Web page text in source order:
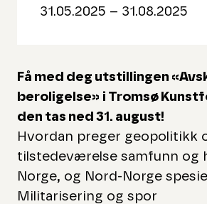
31.05.2025 – 31.08.2025
Få med deg utstillingen
beroligelse» i Tromsø
den tas ned 31. august!
Hvordan preger geopolitikk
tilstedeværelse samfunn og
Norge, og Nord-Norge
Militarisering og spor